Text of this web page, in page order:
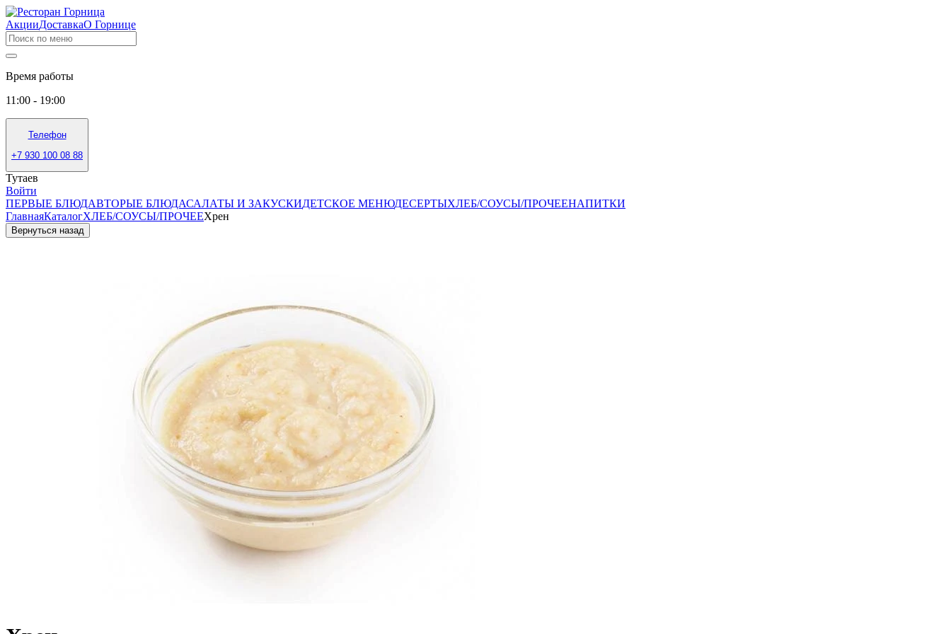
АкцииДоставкаО Горнице
Время работы
11:00 - 19:00
Телефон
+7 930 100 08 88
Тутаев
Войти
ПЕРВЫЕ БЛЮДАВТОРЫЕ БЛЮДАСАЛАТЫ И ЗАКУСКИДЕТСКОЕ МЕНЮДЕСЕРТЫХЛЕБ/СОУСЫ/ПРОЧЕЕНАПИТКИ
ГлавнаяКаталогХЛЕБ/СОУСЫ/ПРОЧЕЕХрен
Вернуться назад